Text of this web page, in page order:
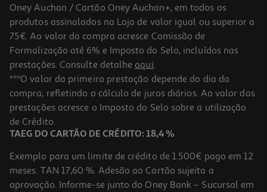
Barco Frozen 112cm
11.99 €/un
11,99 €
Oney Auchan / Cartão Oney Auchan+, em todos os
produtos assinalados na Loja de valor igual ou superior a
75€. Ao valor da compra acresce Comissão de
Formalização até 6% e Imposto do Selo, incluídos nas
prestações. Consulte detalhe aqui.
***O valor da primeira prestação depende do dia da
compra, refletindo o cálculo de juros diários. Ao valor das
prestações acresce o Imposto do Selo sobre a utilização
de Crédito.
TAEG DO CARTÃO DE CRÉDITO: 18,4 %
Exemplo para um limite de crédito de 1.500€ pago em 12
meses. TAN 17,60 %. Adesão ao Cartão sujeita a
aprovação. Informe-se junto do Oney Bank – Sucursal em